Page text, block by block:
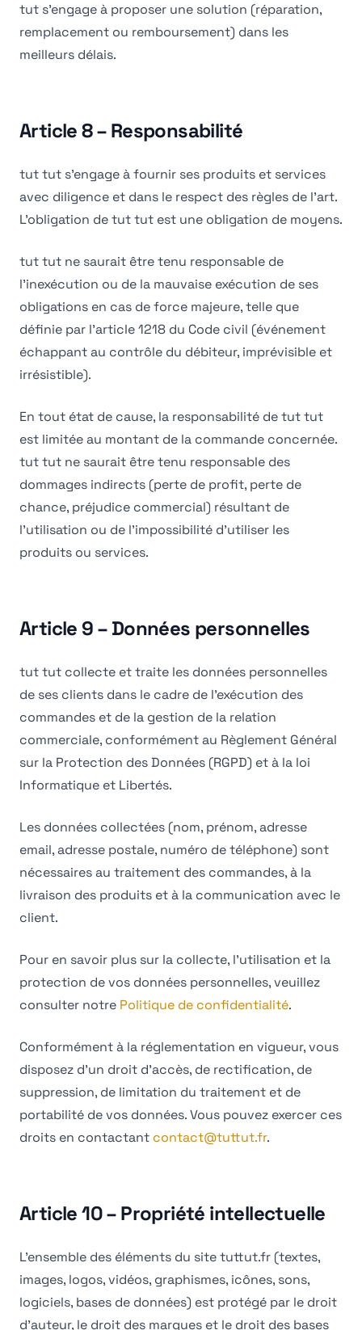
tut s'engage à proposer une solution (réparation,
remplacement ou remboursement) dans les
meilleurs délais.
Article 8 – Responsabilité
tut tut s'engage à fournir ses produits et services
avec diligence et dans le respect des règles de l'art.
L'obligation de tut tut est une obligation de moyens.
tut tut ne saurait être tenu responsable de
l'inexécution ou de la mauvaise exécution de ses
obligations en cas de force majeure, telle que
définie par l'article 1218 du Code civil (événement
échappant au contrôle du débiteur, imprévisible et
irrésistible).
En tout état de cause, la responsabilité de tut tut
est limitée au montant de la commande concernée.
tut tut ne saurait être tenu responsable des
dommages indirects (perte de profit, perte de
chance, préjudice commercial) résultant de
l'utilisation ou de l'impossibilité d'utiliser les
produits ou services.
Article 9 – Données personnelles
tut tut collecte et traite les données personnelles
de ses clients dans le cadre de l'exécution des
commandes et de la gestion de la relation
commerciale, conformément au Règlement Général
sur la Protection des Données (RGPD) et à la loi
Informatique et Libertés.
Les données collectées (nom, prénom, adresse
email, adresse postale, numéro de téléphone) sont
nécessaires au traitement des commandes, à la
livraison des produits et à la communication avec le
client.
Pour en savoir plus sur la collecte, l'utilisation et la
protection de vos données personnelles, veuillez
consulter notre Politique de confidentialité.
Conformément à la réglementation en vigueur, vous
disposez d'un droit d'accès, de rectification, de
suppression, de limitation du traitement et de
portabilité de vos données. Vous pouvez exercer ces
droits en contactant contact@tuttut.fr.
Article 10 – Propriété intellectuelle
L'ensemble des éléments du site tuttut.fr (textes,
images, logos, vidéos, graphismes, icônes, sons,
logiciels, bases de données) est protégé par le droit
d'auteur, le droit des marques et le droit des bases